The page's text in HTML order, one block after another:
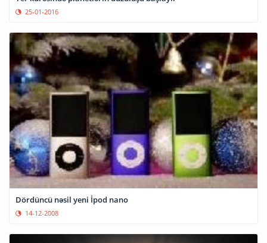
25-01-2016
Dördüncü nəsil yeni İpod nano
14-12-2008